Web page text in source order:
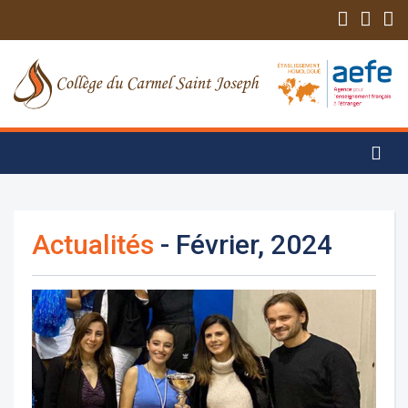
Actualités - Février, 2024